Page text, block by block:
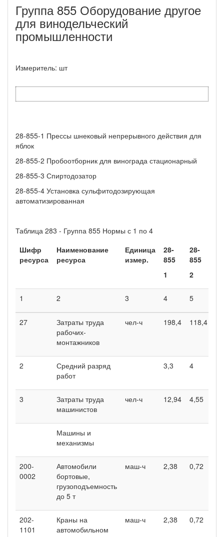
Группа 855 Оборудование другое
для винодельческий
промышленности
Измеритель: шт
28-855-1 Прессы шнековый непрерывного действия для
яблок
28-855-2 Пробоотборник для винограда стационарный
28-855-3 Спиртодозатор
28-855-4 Установка сульфитодозирующая
автоматизированная
Таблица 283 - Группа 855 Нормы с 1 по 4
Шифр
ресурса
Наименование
ресурса
Единица
измер.
28-
855
1
28-
855
2
1 2 3 4 5
27
Затраты труда
рабочих-
монтажников
чел-ч 198,4 118,4
2
Средний разряд
работ
3,3 4
3
Затраты труда
машинистов
чел-ч 12,94 4,55
Машины и
механизмы
200-
0002
Автомобили
бортовые,
грузоподъемность
до 5 т
маш-ч 2,38 0,72
202-
1101
Краны на
автомобильном
маш-ч 2,38 0,72